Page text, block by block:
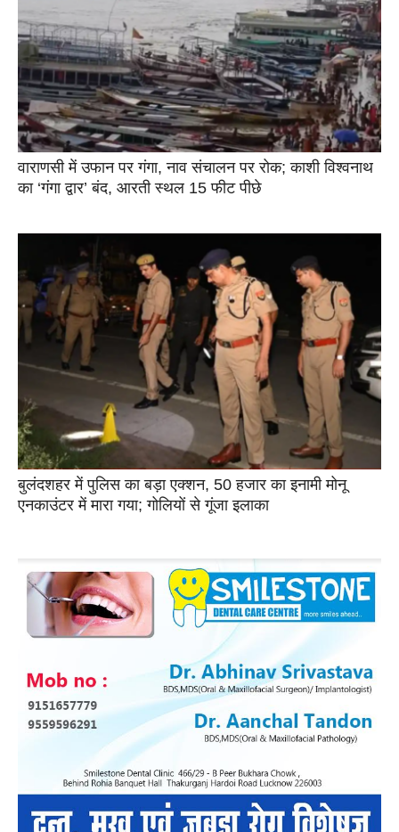
वाराणसी में उफान पर गंगा, नाव संचालन पर रोक; काशी विश्वनाथ
का ‘गंगा द्वार’ बंद, आरती स्थल 15 फीट पीछे
बुलंदशहर में पुलिस का बड़ा एक्शन, 50 हजार का इनामी मोनू
एनकाउंटर में मारा गया; गोलियों से गूंजा इलाका